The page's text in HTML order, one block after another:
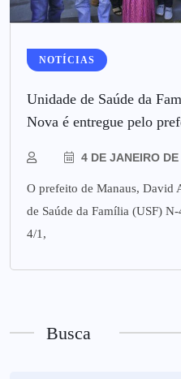
NOTÍCIAS
Unidade de Saúde da
Nova é entregue pelo
4 DE JANEIRO
O prefeito de Manaus, David
de Saúde da Família (USF)
4/1,
Busca